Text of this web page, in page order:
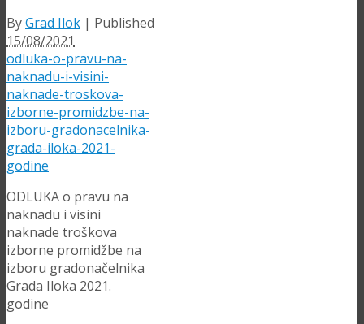
ByGrad Ilok | Published
15/08/2021
odluka-o-pravu-na-
naknadu-i-visini-
naknade-troskova-
izborne-promidzbe-na-
izboru-gradonacelnika-
grada-iloka-2021-
godine
ODLUKA o pravu na
naknadu i visini
naknade troškova
izborne promidžbe na
izboru gradonačelnika
Grada Iloka 2021.
godine